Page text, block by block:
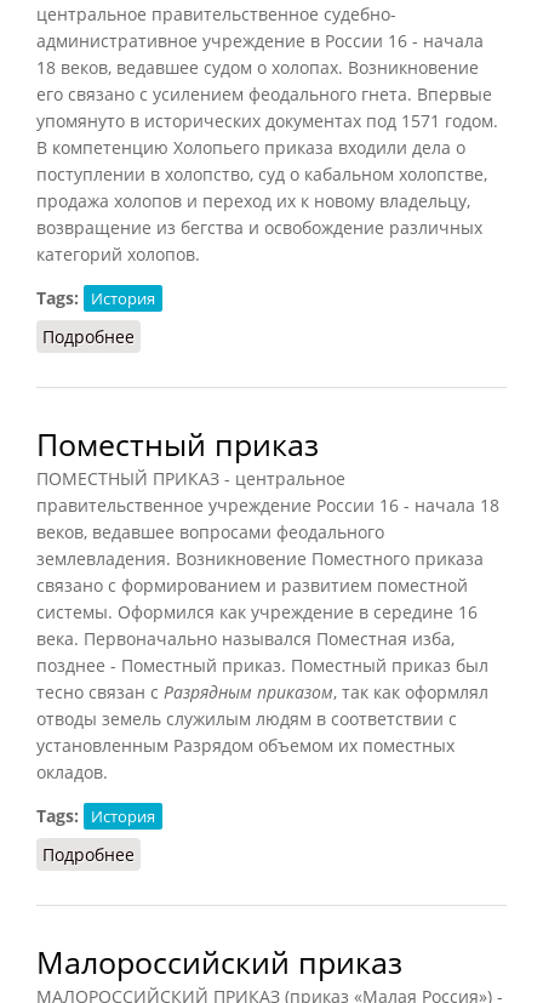
центральное правительственное судебно-
административное учреждение в России 16 - начала
18 веков, ведавшее судом о холопах. Возникновение
его связано с усилением феодального гнета. Впервые
упомянуто в исторических документах под 1571 годом.
В компетенцию Холопьего приказа входили дела о
поступлении в холопство, суд о кабальном холопстве,
продажа холопов и переход их к новому владельцу,
возвращение из бегства и освобождение различных
категорий холопов.
Tags:
История
Подробнее
Поместный приказ
ПОМЕСТНЫЙ ПРИКАЗ - центральное
правительственное учреждение России 16 - начала 18
веков, ведавшее вопросами феодального
землевладения. Возникновение Поместного приказа
связано с формированием и развитием поместной
системы. Оформился как учреждение в середине 16
века. Первоначально назывался Поместная изба,
позднее - Поместный приказ. Поместный приказ был
тесно связан с Разрядным приказом, так как оформлял
отводы земель служилым людям в соответствии с
установленным Разрядом объемом их поместных
окладов.
Tags:
История
Подробнее
Малороссийский приказ
МАЛОРОССИЙСКИЙ ПРИКАЗ (приказ «Малая Россия») -